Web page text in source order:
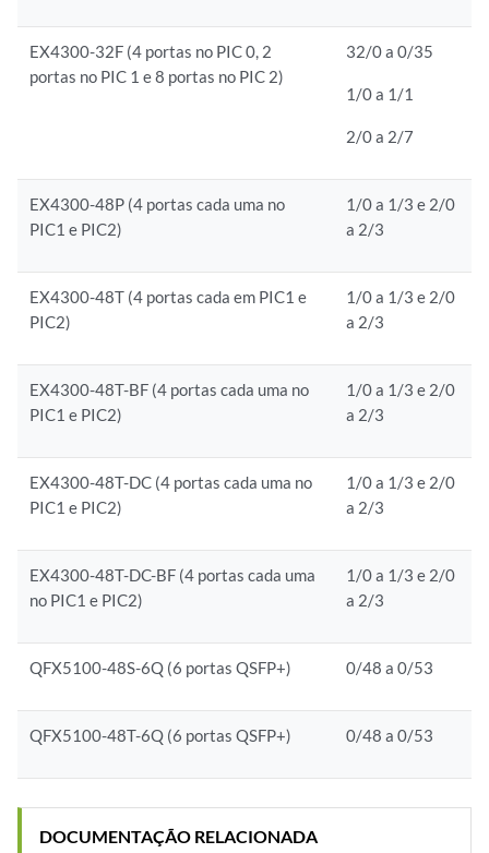
EX4300-32F (4 portas no PIC 0, 2
portas no PIC 1 e 8 portas no PIC 2)
32/0 a 0/35
1/0 a 1/1
2/0 a 2/7
EX4300-48P (4 portas cada uma no
PIC1 e PIC2)
1/0 a 1/3 e 2/0
a 2/3
EX4300-48T (4 portas cada em PIC1 e
PIC2)
1/0 a 1/3 e 2/0
a 2/3
EX4300-48T-BF (4 portas cada uma no
PIC1 e PIC2)
1/0 a 1/3 e 2/0
a 2/3
EX4300-48T-DC (4 portas cada uma no
PIC1 e PIC2)
1/0 a 1/3 e 2/0
a 2/3
EX4300-48T-DC-BF (4 portas cada uma
no PIC1 e PIC2)
1/0 a 1/3 e 2/0
a 2/3
QFX5100-48S-6Q (6 portas QSFP+) 0/48 a 0/53
QFX5100-48T-6Q (6 portas QSFP+) 0/48 a 0/53
DOCUMENTAÇÃO RELACIONADA